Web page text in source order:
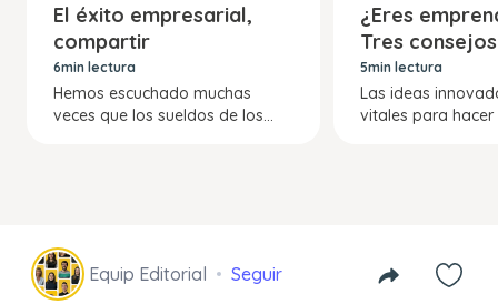
El éxito empresarial,
compartir
responsabilidades
6min lectura
Hemos escuchado muchas
veces que los sueldos de los...
¿Eres
Tres
arrancar
5min lectura
Las ideas
vitales para hacer
Equip Editorial Seguir